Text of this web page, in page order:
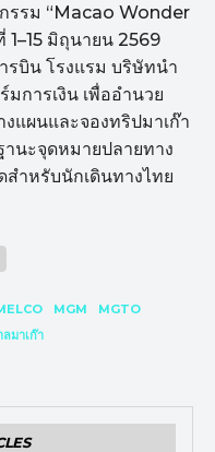
รรม “Macao Wonder
1–15 มิถุนายน 2569
รบิน โรงแรม บริษัทนำ
การเงิน เพื่ออำนวย
แผนและจองทริปมาเก๊า
านะจุดหมายปลายทาง
ำหรับนักเดินทางไทย
MGM
MGTO
ลมาเก๊า